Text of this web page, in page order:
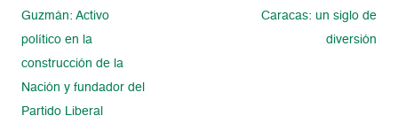
Guzmán: Activo
político en la
construcción de la
Nación y fundador del
Partido Liberal
Caracas: un siglo de
diversión